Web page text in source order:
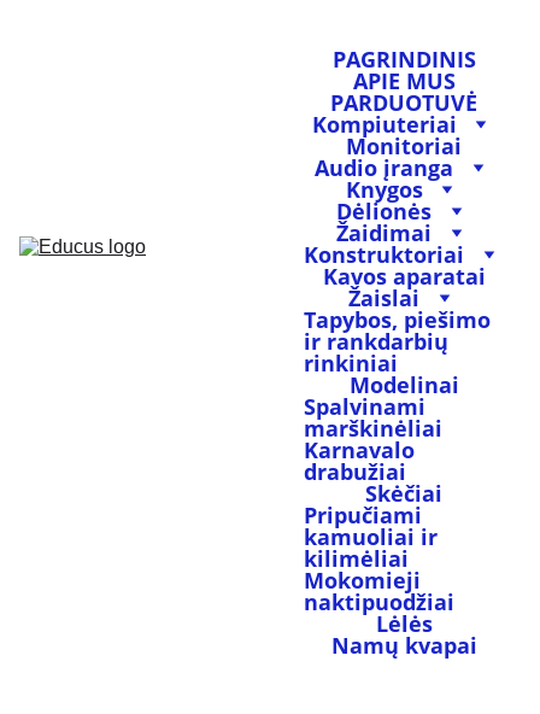
PAGRINDINIS
APIE MUS
PARDUOTUVĖ
Kompiuteriai
Monitoriai
Audio įranga
Knygos
Dėlionės
Žaidimai
Konstruktoriai
Kavos aparatai
Žaislai
Tapybos, piešimo
ir rankdarbių
rinkiniai
Modelinai
Spalvinami
marškinėliai
Karnavalo
drabužiai
Skėčiai
Pripučiami
kamuoliai ir
kilimėliai
Mokomieji
naktipuodžiai
Lėlės
Namų kvapai